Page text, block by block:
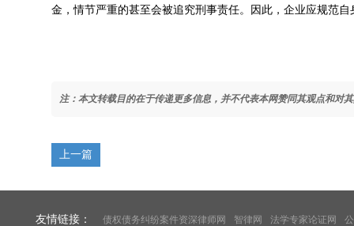
金，情节严重的甚至会被追究刑事责任。因此，企业应规范
注：本文转载目的在于传递更多信息，并不代表本网赞同其观点和对
上一篇
友情链接： 债权债务纠纷案件资深律师网 智律网 法学专家论证网